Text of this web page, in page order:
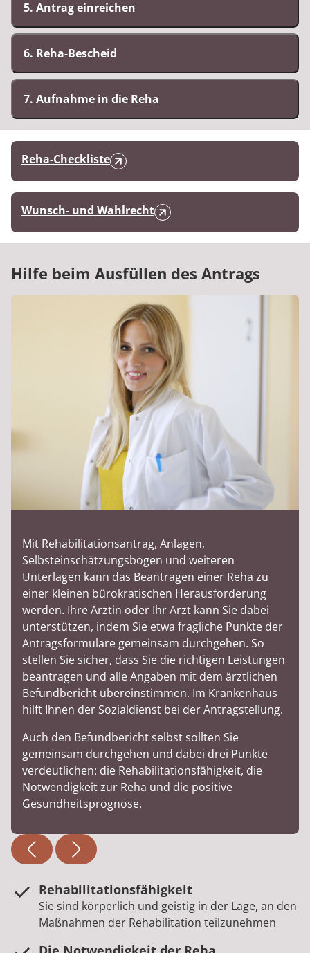
5. Antrag einreichen
6. Reha-Bescheid
7. Aufnahme in die Reha
Reha-Checkliste
Wunsch- und Wahlrecht
Hilfe beim Ausfüllen des Antrags
Mit Rehabilitationsantrag, Anlagen,
Selbsteinschätzungsbogen und weiteren
Unterlagen kann das Beantragen einer Reha zu
einer kleinen bürokratischen Herausforderung
werden. Ihre Ärztin oder Ihr Arzt kann Sie dabei
unterstützen, indem Sie etwa fragliche Punkte der
Antragsformulare gemeinsam durchgehen. So
stellen Sie sicher, dass Sie die richtigen Leistungen
beantragen und alle Angaben mit dem ärztlichen
Befundbericht übereinstimmen. Im Krankenhaus
hilft Ihnen der Sozialdienst bei der Antragstellung.
Auch den Befundbericht selbst sollten Sie
gemeinsam durchgehen und dabei drei Punkte
verdeutlichen: die Rehabilitationsfähigkeit, die
Notwendigkeit zur Reha und die positive
Gesundheitsprognose.
Rehabilitationsfähigkeit
Sie sind körperlich und geistig in der Lage, an den
Maßnahmen der Rehabilitation teilzunehmen